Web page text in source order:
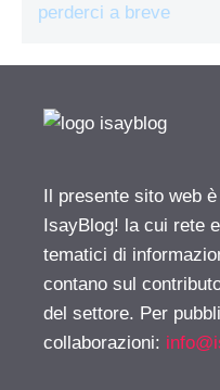
perderci a breve
Il presente sito web
IsayBlog! la cui rete
tematici di
contano sul
del settore. Per
collaborazioni: